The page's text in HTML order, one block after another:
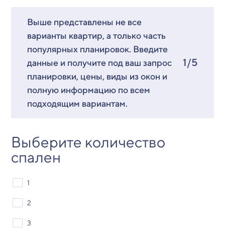
Выше представлены не все
варианты квартир, а только часть
популярных планировок. Введите
данные и получите под ваш запрос
планировки, цены, виды из окон и
полную информацию по всем
подходящим вариантам.
1/5
Выберите количество
спален
1
2
3